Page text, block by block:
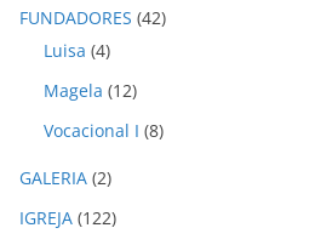
o
FUNDADORES (42)
Luisa (4)
Magela (12)
Vocacional I (8)
GALERIA (2)
IGREJA (122)